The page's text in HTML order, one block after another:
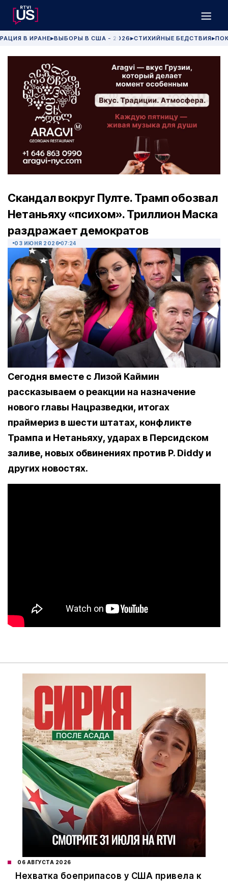
В ИРАНЕ▶ВЫБОРЫ В США - 2026 ▶СТИХИЙНЫЕ БЕДСТВИЯ▶
Скандал вокруг Пулте. Трамп обозвал
Нетаньяху «психом». Триллион Маска
раздражает демократов
03 ИЮНЯ 2026 07:24
Сегодня вместе с Лизой Каймин
рассказываем о реакции на назначение
нового главы Нацразведки, итогах
праймериз в шести штатах, конфликте
Трампа и Нетаньяху, ударах в Персидском
заливе, новых обвинениях против P. Diddy и
других новостях.
06 АВГУСТА 2026
Нехватка боеприпасов у США привела к